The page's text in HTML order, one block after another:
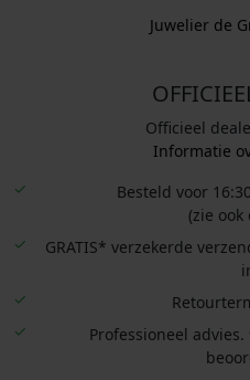
Juwelier de
Officieel
Informatie
Besteld voor
(zie
GRATIS* verzekerde
Professioneel